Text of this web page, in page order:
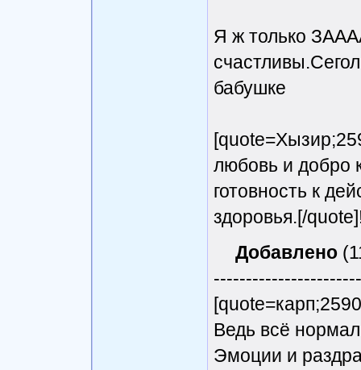
Я ж только
бабушке
любовь и добро
готовность к
здоровья.[/
Добавлено
Ведь всё
Эмоции и